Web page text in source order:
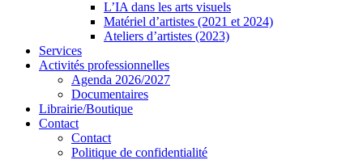
L’IA dans les arts visuels
Matériel d’artistes (2021 et 2024)
Ateliers d’artistes (2023)
Services
Activités professionnelles
Agenda 2026/2027
Documentaires
Librairie/Boutique
Contact
Contact
Politique de confidentialité